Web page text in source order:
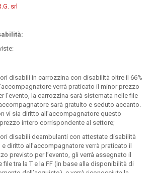
srl
disabili in carrozzina con disabilità oltre il 66%
verrà praticato il minor prezzo
l’evento, la carrozzina sarà sistemata nelle file
sarà gratuito e seduto accanto.
vi sia diritto all’accompagnatore questo
intero corrispondente al settore;
disabili deambulanti con attestate disabilità
e diritto all’accompagnatore verrà praticato il
previsto per l’evento, gli verrà assegnato il
file tra la T e la FF (in base alla disponibilità di